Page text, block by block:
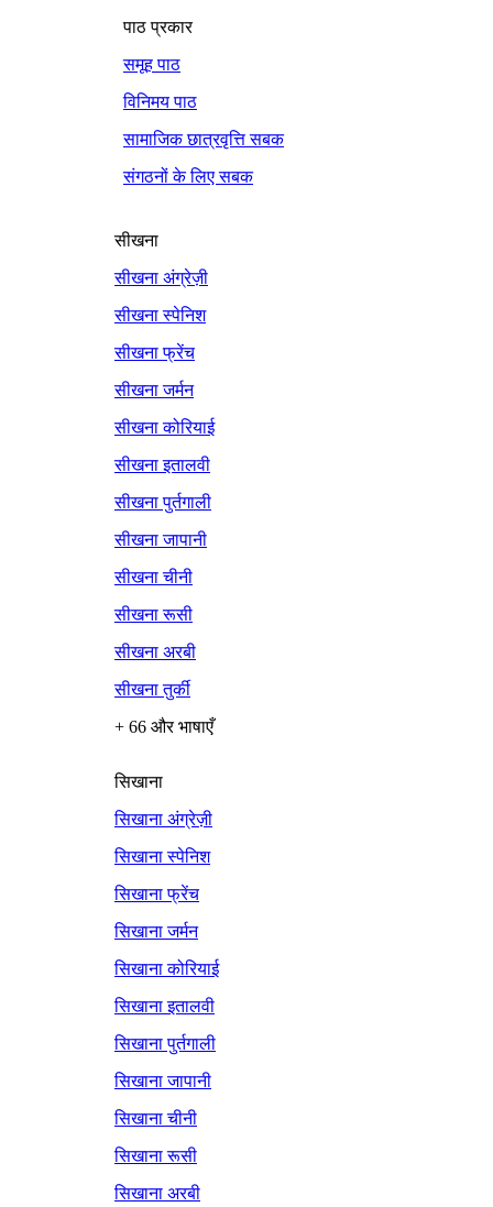
पाठ प्रकार
समूह पाठ
विनिमय पाठ
सामाजिक छात्रवृत्ति सबक
संगठनों के लिए सबक
सीखना
सीखना अंग्रेज़ी
सीखना स्पेनिश
सीखना फ्रेंच
सीखना जर्मन
सीखना कोरियाई
सीखना इतालवी
सीखना पुर्तगाली
सीखना जापानी
सीखना चीनी
सीखना रूसी
सीखना अरबी
सीखना तुर्की
+ 66 और भाषाएँ
सिखाना
सिखाना अंग्रेज़ी
सिखाना स्पेनिश
सिखाना फ्रेंच
सिखाना जर्मन
सिखाना कोरियाई
सिखाना इतालवी
सिखाना पुर्तगाली
सिखाना जापानी
सिखाना चीनी
सिखाना रूसी
सिखाना अरबी